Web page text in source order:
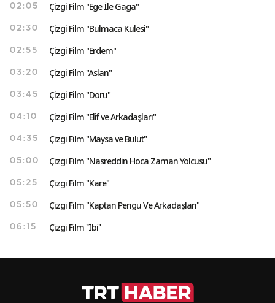
02:05 Çizgi Film "Ege İle Gaga"
02:30 Çizgi Film "Bulmaca Kulesi"
02:55 Çizgi Film "Erdem"
03:20 Çizgi Film "Aslan"
03:45 Çizgi Film "Doru"
04:10 Çizgi Film "Elif ve Arkadaşları"
04:35 Çizgi Film "Maysa ve Bulut"
05:00 Çizgi Film "Nasreddin Hoca Zaman Yolcusu"
05:25 Çizgi Film "Kare"
05:50 Çizgi Film "Kaptan Pengu Ve Arkadaşları"
06:15 Çizgi Film ''İbi''